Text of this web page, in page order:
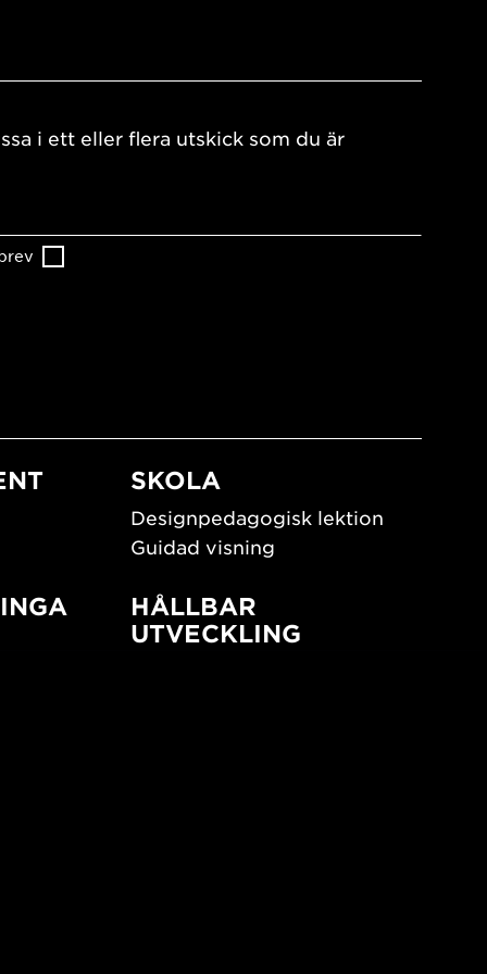
i ett eller flera utskick som du är
SKOLA
Designpedagogisk lektion
Guidad visning
HÅLLBAR
UTVECKLING